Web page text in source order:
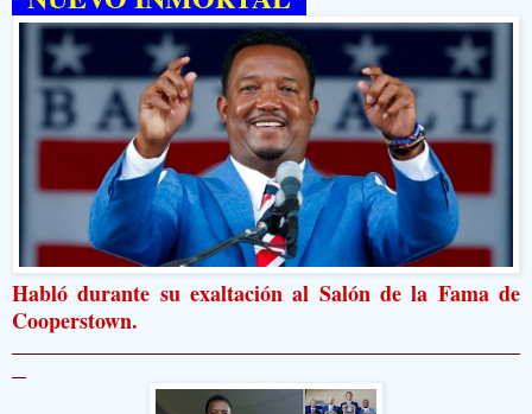
Habló durante su exaltación al Salón de la Fama de
Cooperstown.